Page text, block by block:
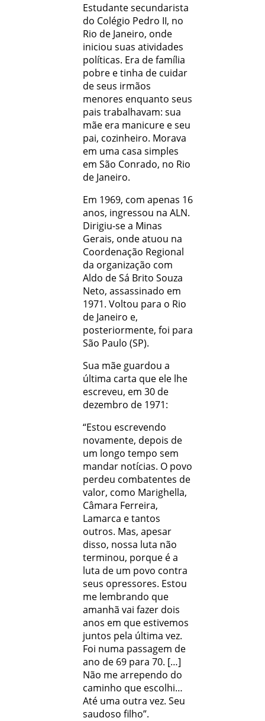
Estudante secundarista
do Colégio Pedro II, no
Rio de Janeiro, onde
iniciou suas atividades
políticas. Era de família
pobre e tinha de cuidar
de seus irmãos
menores enquanto seus
pais trabalhavam: sua
mãe era manicure e seu
pai, cozinheiro. Morava
em uma casa simples
em São Conrado, no Rio
de Janeiro.
Em 1969, com apenas 16
anos, ingressou na ALN.
Dirigiu-se a Minas
Gerais, onde atuou na
Coordenação Regional
da organização com
Aldo de Sá Brito Souza
Neto, assassinado em
1971. Voltou para o Rio
de Janeiro e,
posteriormente, foi para
São Paulo (SP).
Sua mãe guardou a
última carta que ele lhe
escreveu, em 30 de
dezembro de 1971:
“Estou escrevendo
novamente, depois de
um longo tempo sem
mandar notícias. O povo
perdeu combatentes de
valor, como Marighella,
Câmara Ferreira,
Lamarca e tantos
outros. Mas, apesar
disso, nossa luta não
terminou, porque é a
luta de um povo contra
seus opressores. Estou
me lembrando que
amanhã vai fazer dois
anos em que estivemos
juntos pela última vez.
Foi numa passagem de
ano de 69 para 70. […]
Não me arrependo do
caminho que escolhi…
Até uma outra vez. Seu
saudoso filho”.